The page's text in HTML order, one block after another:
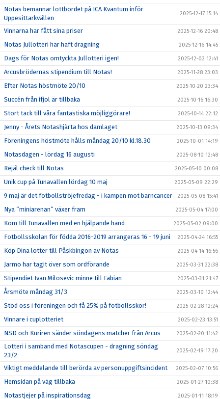
Notas bemannar lottbordet på ICA Kvantum inför
Uppesittarkvällen
2025-12-17 15:14
Vinnarna har fått sina priser 2025-12-16 20:48
Notas Jullotteri har haft dragning 2025-12-16 14:45
Dags för Notas omtyckta Jullotteri igen! 2025-12-02 12:41
Arcusbrödernas stipendium till Notas! 2025-11-28 23:03
Efter Notas höstmöte 20/10 2025-10-20 23:34
Succén från ifjol är tillbaka 2025-10-16 16:30
Stort tack till våra fantastiska möjliggörare! 2025-10-14 22:12
Jenny - Årets Notashjärta hos damlaget 2025-10-13 09:34
Föreningens höstmöte hålls måndag 20/10 kl.18.30 2025-10-01 14:19
Notasdagen - lördag 16 augusti 2025-08-10 12:48
Rejäl check till Notas 2025-05-10 00:08
Unik cup på Tunavallen lördag 10 maj 2025-05-09 22:29
9 maj är det fotbollströjefredag - i kampen mot barncancer 2025-05-08 15:41
Nya ”miniarenan” växer fram 2025-05-04 17:00
Kom till Tunavallen med en hjälpande hand 2025-05-02 09:00
Fotbollsskolan för födda 2016-2019 arrangeras 16 - 19 juni 2025-04-24 16:55
Köp Dina lotter till Påskbingon av Notas 2025-04-14 16:56
Jarmo har tagit över som ordförande 2025-03-31 22:38
Stipendiet Ivan Milosevic minne till Fabian 2025-03-31 21:47
Årsmöte måndag 31/3 2025-03-10 12:44
Stöd oss i föreningen och få 25% på fotbollsskor! 2025-02-28 12:24
Vinnare i cuplotteriet 2025-02-23 13:51
NSD och Kuriren sänder söndagens matcher från Arcus 2025-02-20 11:42
Lotteri i samband med Notascupen - dragning söndag
23/2
2025-02-19 17:20
Viktigt meddelande till berörda av personuppgiftsincident 2025-02-07 10:56
Hemsidan på väg tillbaka 2025-01-27 10:38
Notastjejer på inspirationsdag 2025-01-11 18:19